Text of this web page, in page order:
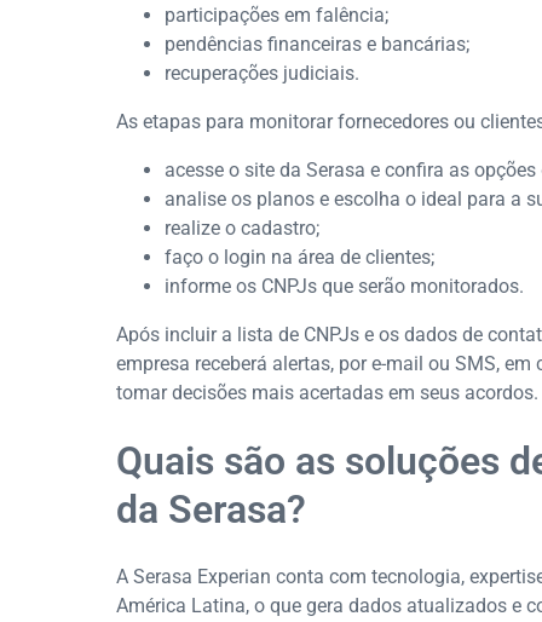
participações em falência;
pendências financeiras e bancárias;
recuperações judiciais.
As etapas para monitorar fornecedores ou
acesse o site da Serasa e confira as
analise os planos e escolha o ideal para a
realize o cadastro;
faço o login na área de clientes;
informe os CNPJs que serão monitorados.
Após incluir a lista de CNPJs e os dados de
empresa receberá alertas, por e-mail ou SMS,
tomar decisões mais acertadas em seus acordos.
Quais são as soluções
da Serasa?
A Serasa Experian conta com tecnologia,
América Latina, o que gera dados atualizados e